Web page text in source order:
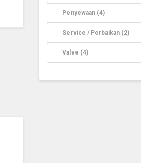
Penyewaan (4)
Service / Perbaikan (2)
Valve (4)